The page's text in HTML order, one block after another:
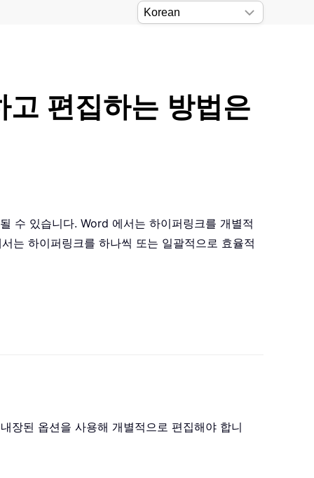
편집하는 방법은
수 있습니다. Word 에서는 하이퍼링크를 개별적
는 하이퍼링크를 하나씩 또는 일괄적으로 효율적
장된 옵션을 사용해 개별적으로 편집해야 합니